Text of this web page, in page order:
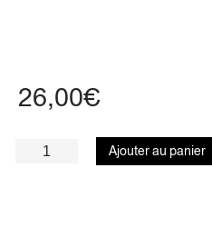
26,00€
Ajouter au panier